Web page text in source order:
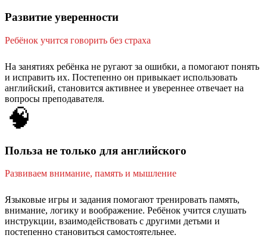
Развитие уверенности
Ребёнок учится говорить без страха
На занятиях ребёнка не ругают за ошибки, а помогают понять
и исправить их. Постепенно он привыкает использовать
английский, становится активнее и увереннее отвечает на
вопросы преподавателя.
🧠
Польза не только для английского
Развиваем внимание, память и мышление
Языковые игры и задания помогают тренировать память,
внимание, логику и воображение. Ребёнок учится слушать
инструкции, взаимодействовать с другими детьми и
постепенно становиться самостоятельнее.